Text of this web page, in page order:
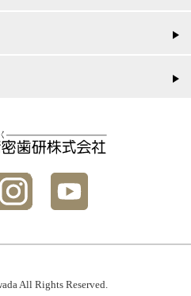
All Rights Reserved.